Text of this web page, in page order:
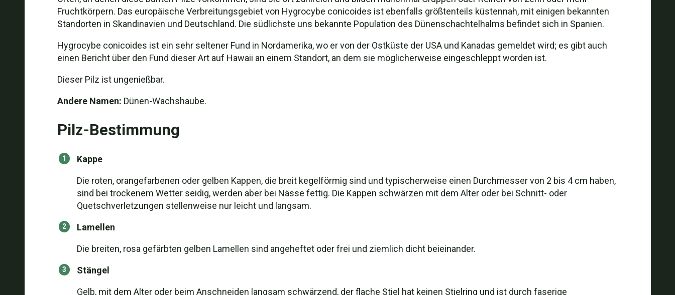
Fruchtkörpern. Das europäische Verbreitungsgebiet von Hygrocybe conicoides ist ebenfalls größtenteils küstennah, mit einigen bekannten
Standorten in Skandinavien und Deutschland. Die südlichste uns bekannte Population des Dünenschachtelhalms befindet sich in Spanien.
Hygrocybe conicoides ist ein sehr seltener Fund in Nordamerika, wo er von der Ostküste der USA und Kanadas gemeldet wird; es gibt auch
einen Bericht über den Fund dieser Art auf Hawaii an einem Standort, an dem sie möglicherweise eingeschleppt worden ist.
Dieser Pilz ist ungenießbar.
Andere Namen: Dünen-Wachshaube.
Pilz-Bestimmung
Kappe
Die roten, orangefarbenen oder gelben Kappen, die breit kegelförmig sind und typischerweise einen Durchmesser von 2 bis 4 cm haben,
sind bei trockenem Wetter seidig, werden aber bei Nässe fettig. Die Kappen schwärzen mit dem Alter oder bei Schnitt- oder
Quetschverletzungen stellenweise nur leicht und langsam.
Lamellen
Die breiten, rosa gefärbten gelben Lamellen sind angeheftet oder frei und ziemlich dicht beieinander.
Stängel
Gelb, mit dem Alter oder beim Anschneiden langsam schwärzend, der flache Stiel hat keinen Stielring und ist durch faserige